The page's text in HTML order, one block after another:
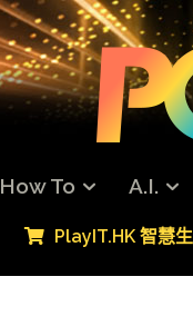
How To A.I.
PlayIT.HK 智慧